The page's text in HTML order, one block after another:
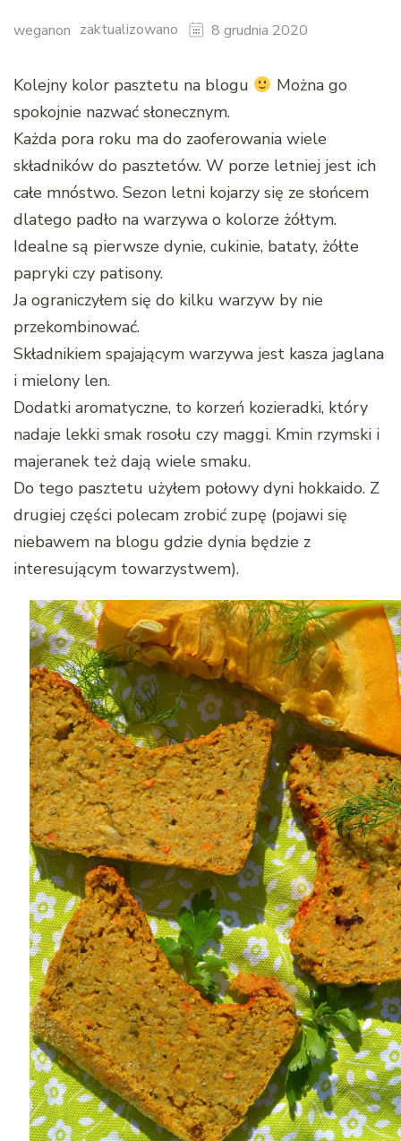
weganon zaktualizowano 8 grudnia 2020
Kolejny kolor pasztetu na blogu
Można go
spokojnie nazwać słonecznym.
Każda pora roku ma do zaoferowania wiele
składników do pasztetów. W porze letniej jest ich
całe mnóstwo. Sezon letni kojarzy się ze słońcem
dlatego padło na warzywa o kolorze żółtym.
Idealne są pierwsze dynie, cukinie, bataty, żółte
papryki czy patisony.
Ja ograniczyłem się do kilku warzyw by nie
przekombinować.
Składnikiem spajającym warzywa jest kasza jaglana
i mielony len.
Dodatki aromatyczne, to korzeń kozieradki, który
nadaje lekki smak rosołu czy maggi. Kmin rzymski i
majeranek też dają wiele smaku.
Do tego pasztetu użyłem połowy dyni hokkaido. Z
drugiej części polecam zrobić zupę (pojawi się
niebawem na blogu gdzie dynia będzie z
interesującym towarzystwem).